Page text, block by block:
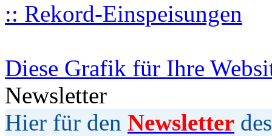
:: Rekord-Einspeisungen
Diese Grafik für Ihre
Newsletter
Hier für den Newsletter